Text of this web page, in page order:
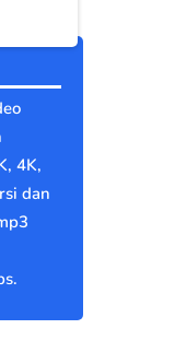
4K,
dan